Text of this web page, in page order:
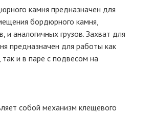
камня предназначен для
бордюрного камня,
и аналогичных грузов. Захват для
предназначен для работы как
так и в паре с подвесом на
собой механизм клещевого